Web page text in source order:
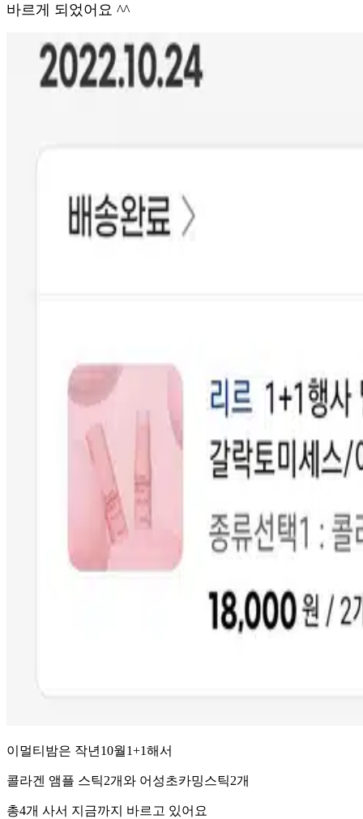
바르게 되었어요 ^^
이멀티밤은 작년10월1+1해서
콜라겐 앰플 스틱2개와 어성초카밍스틱2개
총4개 사서 지금까지 바르고 있어요